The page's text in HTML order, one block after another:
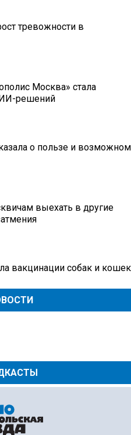
тревожности в
Москва» стала
ИИ-решений
о пользе и возможном
выехать в другие
вакцинации собак и кошек